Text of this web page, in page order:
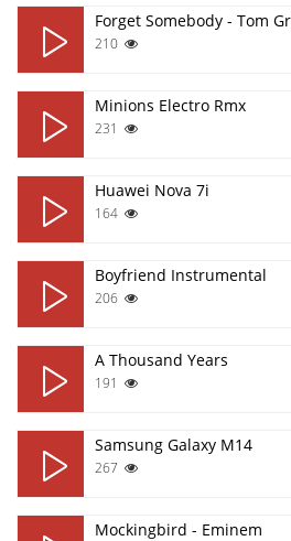
Forget Somebody - Tom
210
Minions Electro Rmx
231
Huawei Nova 7i
164
Boyfriend Instrumental
206
A Thousand Years
191
Samsung Galaxy M14
267
Mockingbird - Eminem